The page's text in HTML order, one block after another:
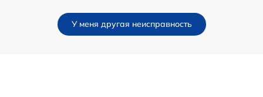
У меня другая неисправность